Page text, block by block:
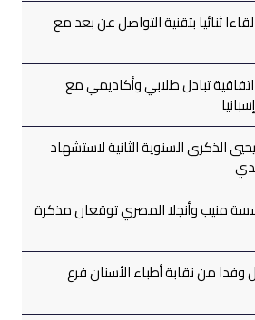
ثنائيا بتقنية التواصل عن بعد مع
تبادل طلابي وأكاديمي مع
الذكرى السنوية الثانية لاستشهاد
منيب وأنجلا المصري توقعان مذكرة
وفدا من نقابة أطباء الأسنان فرع